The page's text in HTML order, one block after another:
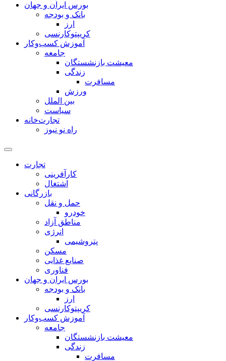
بورس ایران و جهان
بانک و بودجه
ارز
کریپتوکارنسی
آموزش کسب‌وکار
جامعه
معیشت بازنشستگان
زندگی
مسافرت
ورزش
بین الملل
سیاست
تجارت‌خانه
راه نو نیوز
تجارت
کارآفرینی
اشتغال
بازرگانی
حمل و نقل
خودرو
مناطق آزاد
انرژی
پتروشیمی
مسکن
صنایع غذایی
فناوری
بورس ایران و جهان
بانک و بودجه
ارز
کریپتوکارنسی
آموزش کسب‌وکار
جامعه
معیشت بازنشستگان
زندگی
مسافرت